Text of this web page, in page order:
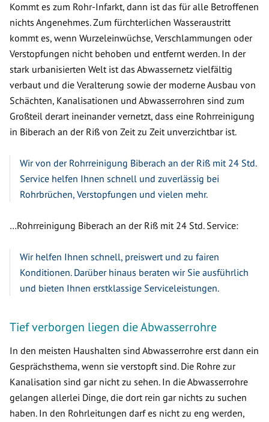
Kommt es zum Rohr-Infarkt, dann ist das für alle Betroffenen
nichts Angenehmes. Zum fürchterlichen Wasseraustritt
kommt es, wenn Wurzeleinwüchse, Verschlammungen oder
Verstopfungen nicht behoben und entfernt werden. In der
stark urbanisierten Welt ist das Abwassernetz vielfältig
verbaut und die Veralterung sowie der moderne Ausbau von
Schächten, Kanalisationen und Abwasserrohren sind zum
Großteil derart ineinander vernetzt, dass eine Rohrreinigung
in Biberach an der Riß von Zeit zu Zeit unverzichtbar ist.
Wir von der Rohrreinigung Biberach an der Riß mit 24 Std.
Service helfen Ihnen schnell und zuverlässig bei
Rohrbrüchen, Verstopfungen und vielen mehr.
…Rohrreinigung Biberach an der Riß mit 24 Std. Service:
Wir helfen Ihnen schnell, preiswert und zu fairen
Konditionen. Darüber hinaus beraten wir Sie ausführlich
und bieten Ihnen erstklassige Serviceleistungen.
Tief verborgen liegen die Abwasserrohre
In den meisten Haushalten sind Abwasserrohre erst dann ein
Gesprächsthema, wenn sie verstopft sind. Die Rohre zur
Kanalisation sind gar nicht zu sehen. In die Abwasserrohre
gelangen allerlei Dinge, die dort rein gar nichts zu suchen
haben. In den Rohrleitungen darf es nicht zu eng werden,